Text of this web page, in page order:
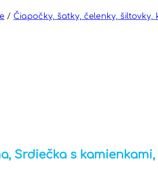
/ Čiapočky, šatky, čelenky, šiltovky,
Srdiečka s